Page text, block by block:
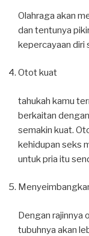
Olahraga akan
dan tentunya
kepercayaan diri
Otot kuat
tahukah kamu
berkaitan
semakin kuat.
kehidupan seks
untuk pria itu
Dengan rajinnya
tubuhnya akan